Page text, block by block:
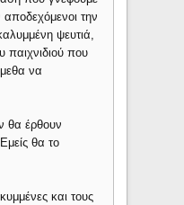
αποδεχόμενοι την
ψευτιά,
παιχνιδιού που
να
θα έρθουν
θα το
και τους